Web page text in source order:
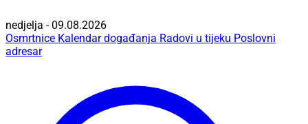
nedjelja - 09.08.2026
Osmrtnice Kalendar događanja Radovi u tijeku Poslovni
adresar